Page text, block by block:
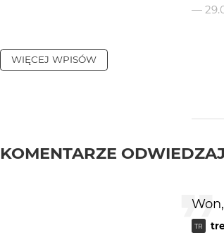
—
WIĘCEJ WPISÓW
KOMENTARZE
TR trel